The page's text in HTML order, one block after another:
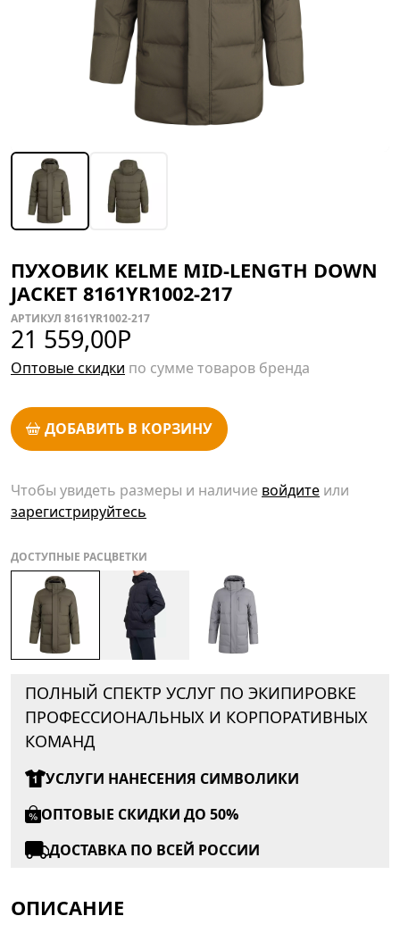
ПУХОВИК KELME MID-LENGTH DOWN
JACKET 8161YR1002-217
АРТИКУЛ 8161YR1002-217
21 559,00Р
Оптовые скидки по сумме товаров бренда
ДОБАВИТЬ В КОРЗИНУ
Чтобы увидеть размеры и наличие войдите или
зарегистрируйтесь
ДОСТУПНЫЕ РАСЦВЕТКИ
ПОЛНЫЙ СПЕКТР УСЛУГ ПО ЭКИПИРОВКЕ
ПРОФЕССИОНАЛЬНЫХ И КОРПОРАТИВНЫХ
КОМАНД
УСЛУГИ НАНЕСЕНИЯ СИМВОЛИКИ
ОПТОВЫЕ СКИДКИ ДО 50%
ДОСТАВКА ПО ВСЕЙ РОССИИ
ОПИСАНИЕ